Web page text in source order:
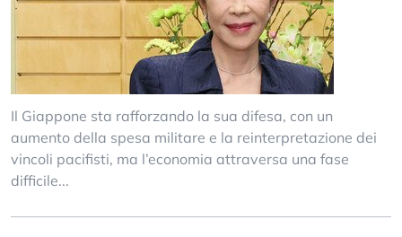
Il Giappone sta rafforzando la sua difesa, con un
aumento della spesa militare e la reinterpretazione dei
vincoli pacifisti, ma l’economia attraversa una fase
difficile...